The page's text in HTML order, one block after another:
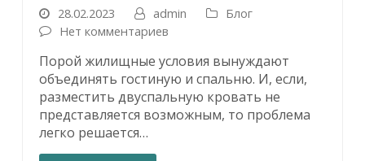
28.02.2023 admin
Блог
Нет комментариев
Порой жилищные условия вынуждают
объединять гостиную и спальню. И, если,
разместить двуспальную кровать не
представляется возможным, то проблема
легко решается…